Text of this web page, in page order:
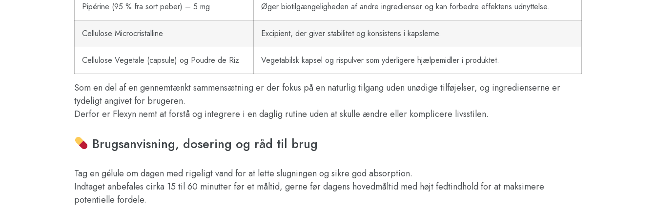
Pipérine (95 % fra sort peber) – 5 mg Øger biotilgængeligheden af andre ingredienser og kan forbedre effektens udnyttelse.
Cellulose Microcristalline Excipient, der giver stabilitet og konsistens i kapslerne.
Cellulose Vegetale (capsule) og Poudre de Riz Vegetabilsk kapsel og rispulver som yderligere hjælpemidler i produktet.
Som en del af en gennemtænkt sammensætning er der fokus på en naturlig tilgang uden unødige tilføjelser, og ingredienserne er
tydeligt angivet for brugeren.
Derfor er Flexyn nemt at forstå og integrere i en daglig rutine uden at skulle ændre eller komplicere livsstilen.
Brugsanvisning, dosering og råd til brug
Tag en gélule om dagen med rigeligt vand for at lette slugningen og sikre god absorption.
Indtaget anbefales cirka 15 til 60 minutter før et måltid, gerne før dagens hovedmåltid med højt fedtindhold for at maksimere
potentielle fordele.